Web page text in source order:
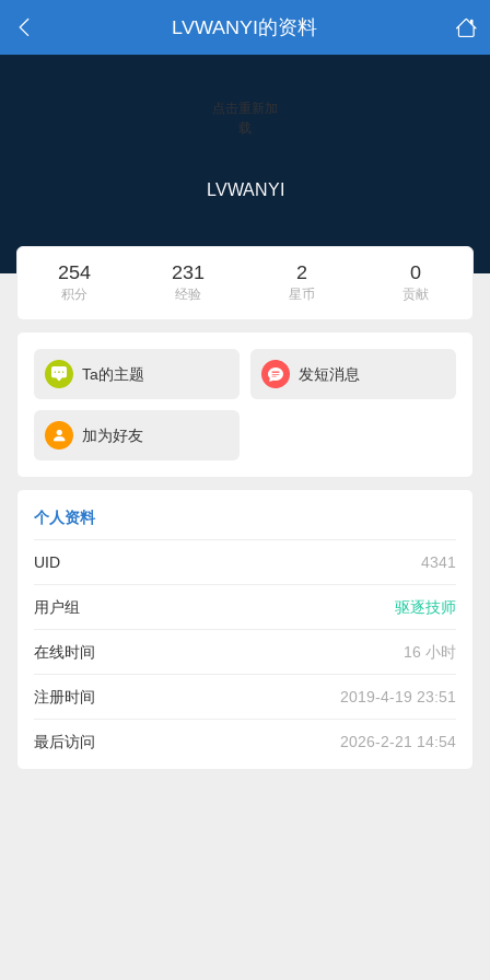
LVWANYI的资料
点击重新加
载
LVWANYI
254
积分
231
经验
2
星币
0
贡献
Ta的主题 发短消息
加为好友
个人资料
UID 4341
用户组 驱逐技师
在线时间 16 小时
注册时间 2019-4-19 23:51
最后访问 2026-2-21 14:54